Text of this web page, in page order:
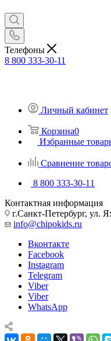
Телефоны
8 800 333-30-11
Личный кабинет
Корзина0
Избранные
Сравнение
8 800 333-30-11
Контактная информация
г.Санкт-Петербург, ул.
info@chipokids.ru
Вконтакте
Facebook
Instagram
Telegram
Viber
Viber
WhatsApp